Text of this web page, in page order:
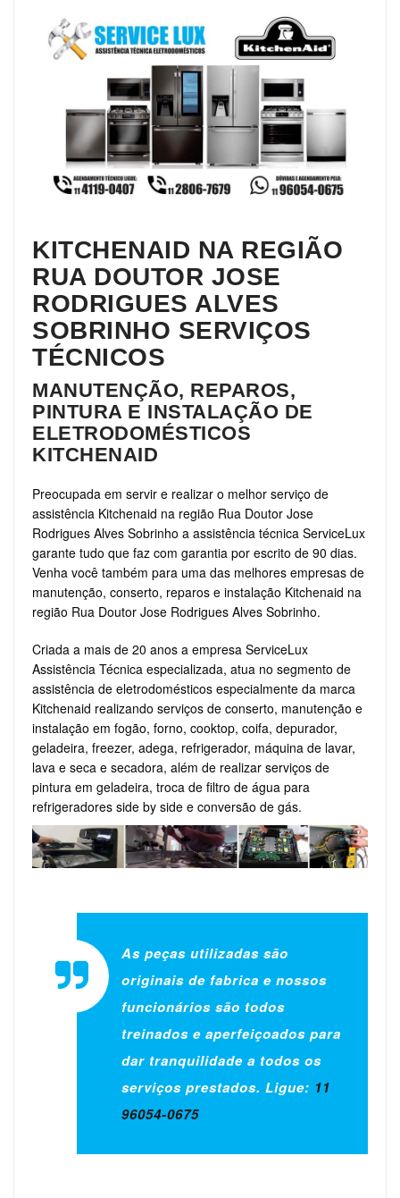
KITCHENAID NA REGIÃO
RUA DOUTOR JOSE
RODRIGUES ALVES
SOBRINHO SERVIÇOS
TÉCNICOS
MANUTENÇÃO, REPAROS,
PINTURA E INSTALAÇÃO DE
ELETRODOMÉSTICOS
KITCHENAID
Preocupada em servir e realizar o melhor serviço de
assistência Kitchenaid na região Rua Doutor Jose
Rodrigues Alves Sobrinho a assistência técnica ServiceLux
garante tudo que faz com garantia por escrito de 90 dias.
Venha você também para uma das melhores empresas de
manutenção, conserto, reparos e instalação Kitchenaid na
região Rua Doutor Jose Rodrigues Alves Sobrinho.
Criada a mais de 20 anos a empresa ServiceLux
Assistência Técnica especializada, atua no segmento de
assistência de eletrodomésticos especialmente da marca
Kitchenaid realizando serviços de conserto, manutenção e
instalação em fogão, forno, cooktop, coifa, depurador,
geladeira, freezer, adega, refrigerador, máquina de lavar,
lava e seca e secadora, além de realizar serviços de
pintura em geladeira, troca de filtro de água para
refrigeradores side by side e conversão de gás.
As peças utilizadas são
originais de fabrica e nossos
funcionários são todos
treinados e aperfeiçoados para
dar tranquilidade a todos os
serviços prestados. Ligue: 11
96054-0675